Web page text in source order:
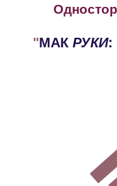
"МАК РУКИ: